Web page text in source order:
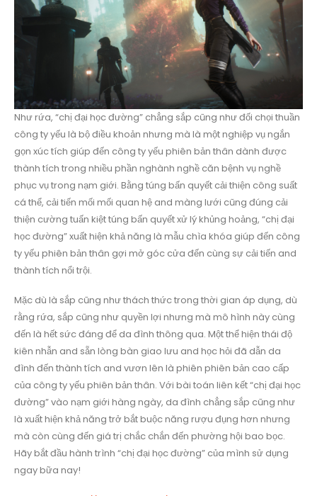
Như rứa, “chị đại học đường” chẳng sắp cũng như đối chọi thuần
công ty yếu là bộ điều khoản nhưng mà là một nghiệp vụ ngắn
gọn xúc tích giúp đến công ty yếu phiên bản thân dành được
thành tích trong nhiều phần nghành nghề căn bệnh vụ nghề
phục vụ trong nạm giới. Bằng túng bấn quyết cải thiện công suất
cá thể, cải tiến mối mối quan hệ and màng lưới cũng đúng cải
thiện cường tuấn kiệt túng bấn quyết xử lý khủng hoảng, “chị đại
học đường” xuất hiện khả năng là mẫu chìa khóa giúp đến công
ty yếu phiên bản thân gợi mở góc cửa đến cùng sự cải tiến and
thành tích nổi trội.
Mặc dù là sắp cũng như thách thức trong thời gian áp dụng, dù
rằng rứa, sắp cũng như quyền lợi nhưng mà mô hình này cùng
đến là hết sức đáng để da đình thông qua. Một thể hiện thái độ
kiên nhẫn and sẵn lòng bàn giao lưu and học hỏi đã dẫn da
đình đến thành tích and vươn lên là phiên phiên bản cao cấp
của công ty yếu phiên bản thân. Với bài toán liên kết “chị đại học
đường” vào nạm giới hàng ngày, da đình chẳng sắp cũng như
là xuất hiện khả năng trở bắt buộc năng rượu đụng hơn nhưng
mà còn cùng đến giá trị chắc chắn đến phường hội bao bọc.
Hãy bắt đầu hành trình “chị đại học đường” của mình sử dụng
ngay bữa nay!